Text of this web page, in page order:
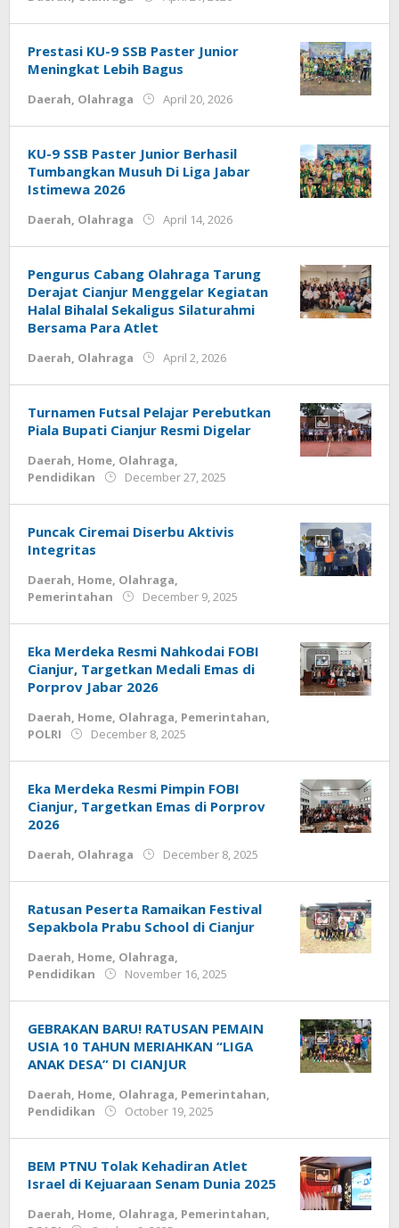
Lesmana
Prestasi KU-9 SSB Paster Junior
Meningkat Lebih Bagus
Daerah, Olahraga April 20, 2026
Lesmana
KU-9 SSB Paster Junior Berhasil
Tumbangkan Musuh Di Liga Jabar
Istimewa 2026
Daerah, Olahraga April 14, 2026
Lesmana
Pengurus Cabang Olahraga Tarung
Derajat Cianjur Menggelar Kegiatan
Halal Bihalal Sekaligus Silaturahmi
Bersama Para Atlet
Daerah, Olahraga April 2, 2026
Lesmana
Turnamen Futsal Pelajar Perebutkan
Piala Bupati Cianjur Resmi Digelar
Daerah, Home, Olahraga,
Pendidikan
December 27, 2025
Puncak Ciremai Diserbu Aktivis
Integritas
Daerah, Home, Olahraga,
Pemerintahan
December 9, 2025
Eka Merdeka Resmi Nahkodai FOBI
Cianjur, Targetkan Medali Emas di
Porprov Jabar 2026
Daerah, Home, Olahraga, Pemerintahan,
POLRI
December 8, 2025
Eka Merdeka Resmi Pimpin FOBI
Cianjur, Targetkan Emas di Porprov
2026
Daerah, Olahraga December 8, 2025
Ratusan Peserta Ramaikan Festival
Sepakbola Prabu School di Cianjur
Daerah, Home, Olahraga,
Pendidikan
November 16, 2025
GEBRAKAN BARU! RATUSAN PEMAIN
USIA 10 TAHUN MERIAHKAN “LIGA
ANAK DESA” DI CIANJUR
Daerah, Home, Olahraga, Pemerintahan,
Pendidikan
October 19, 2025
BEM PTNU Tolak Kehadiran Atlet
Israel di Kejuaraan Senam Dunia 2025
Daerah, Home, Olahraga, Pemerintahan,